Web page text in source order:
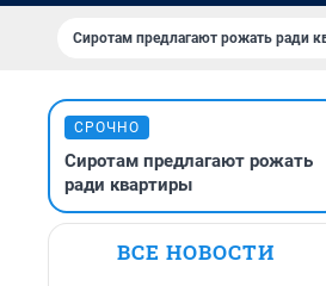
Сиротам предлагают рожать ради
СРОЧНО
Сиротам предлагают рожать
ради квартиры
ВСЕ НОВОСТИ